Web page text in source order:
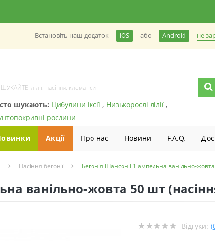
Встановiть наш додаток iOS або Android не
шукають: Цибулини іксії , Низькорослі лілії ,
рослини
Акції Про нас Новини F.A.Q.
Насіння бегонії Бегонія Шансон F1 ампельна ванільно-
ванільно-жовта 50 шт
Відгуки: